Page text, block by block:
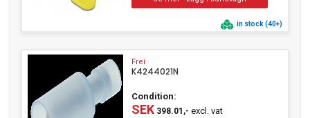
in stock (40+)
Frei
K4244021N
Condition:
SEK398.01,- excl. vat